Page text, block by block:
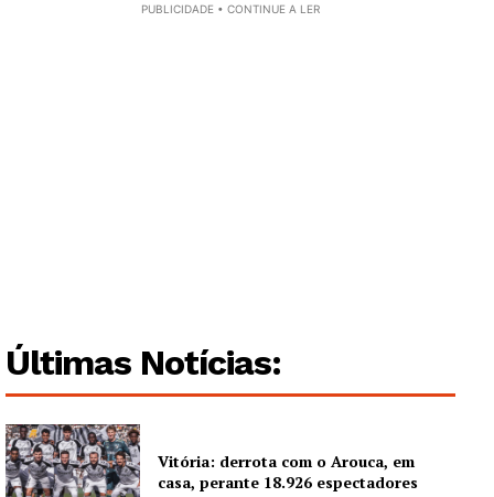
PUBLICIDADE • CONTINUE A LER
Últimas Notícias:
Vitória: derrota com o Arouca, em
casa, perante 18.926 espectadores